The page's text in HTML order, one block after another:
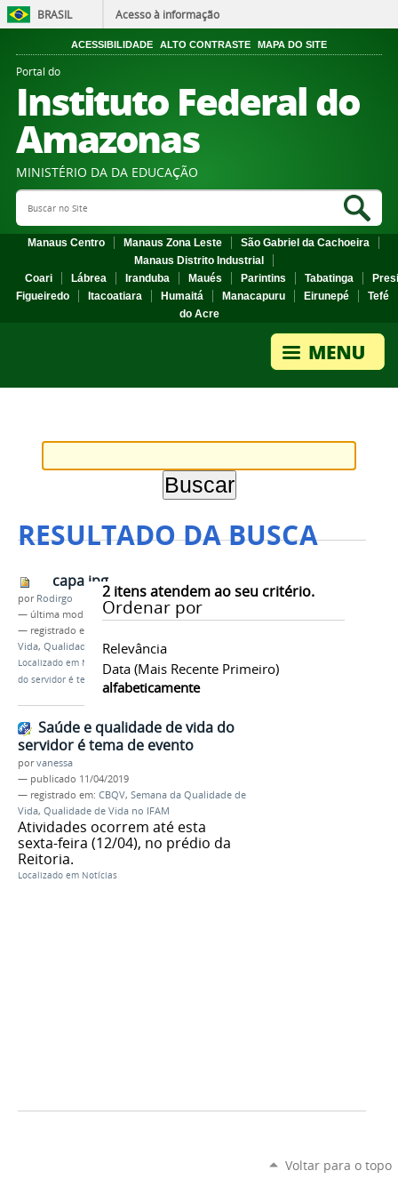
BRASIL Acesso à informação
ACESSIBILIDADE ALTO CONTRASTE MAPA DO SITE
Portal do
Instituto Federal do
Amazonas
MINISTÉRIO DA DA EDUCAÇÃO
Search Site
Manaus Centro Manaus Zona Leste
São Gabriel da Cachoeira
Manaus Distrito Industrial
Coari
Lábrea Iranduba Maués Parintins Tabatinga
Figueiredo
Itacoatiara Humaitá Manacapuru Eirunepé
Tefé
do Acre
RESULTADO DA BUSCA
2itens atendem ao seu critério.
Ordenar por
Relevância
Data (mais Recente Primeiro)
alfabeticamente
capa.jpg
por Rodirgo
— última modificação11/04/2019 12h49
— registrado em:
Vida, Qualidade de Vida no IFAM
Localizado em Notícias
Saúde e qualidade de vida
do servidor é tema de evento
Saúde e qualidade de vida do
servidor é tema de evento
porvanessa
— publicado 11/04/2019
— registrado em: CBQV, Semana da Qualidade de
Vida, Qualidade de Vida no IFAM
Atividades ocorrem até esta
sexta-feira (12/04), no prédio da
Reitoria.
Localizado em Notícias
Voltar para o topo